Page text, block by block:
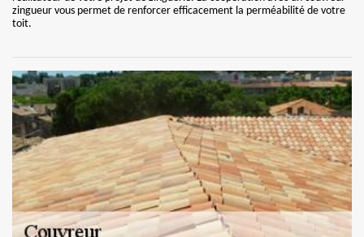
zingueur vous permet de renforcer efficacement la perméabilité de votre
toit.